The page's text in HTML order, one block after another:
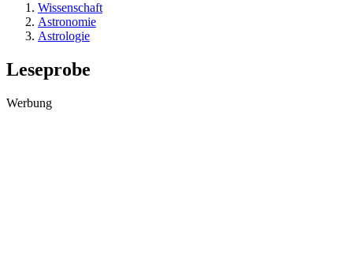
Wissenschaft
Astronomie
Astrologie
Leseprobe
Werbung